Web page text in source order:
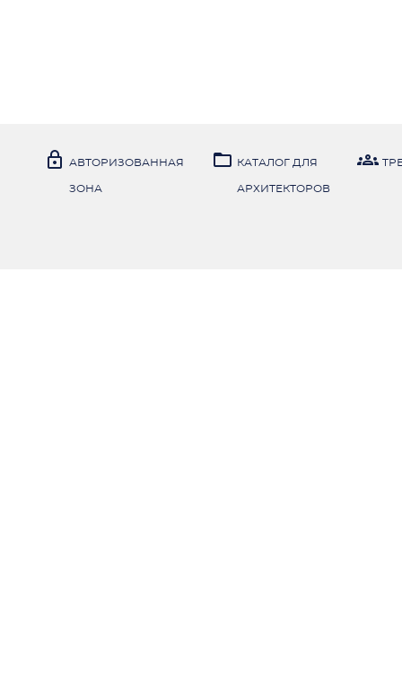
 АВТОРИЗОВАННАЯ
ЗОНА
 КАТАЛОГ ДЛЯ
АРХИТЕКТОРОВ
